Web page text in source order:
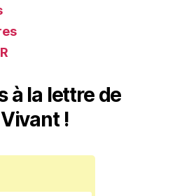
à la lettre de
!